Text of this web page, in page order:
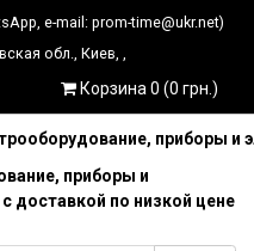
e-mail: prom-time@ukr.net)
обл., Киев, ,
Корзина 0 (0 грн.)
приборы и
доставкой по низкой цене